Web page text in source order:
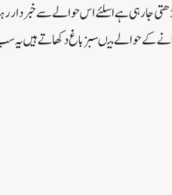
بڑھتی جارہی ہے اسلئے اس حوالے سے
کے حوالے میںسبز باغ دکھاتے ہیں